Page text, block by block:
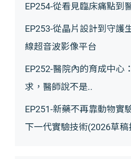
EP254-從看見臨床痛點到
EP253-從晶片設計到守護
線超音波影像平台
EP252-醫院內的育成中心
求，醫師說不是..
EP251-新藥不再靠動物實
下一代實驗技術(2026草稿